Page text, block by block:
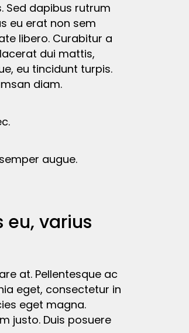
Sed dapibus rutrum
eu erat non sem
libero. Curabitur a
dui mattis,
eu tincidunt turpis.
diam.
augue.
eu, varius
at. Pellentesque ac
eget, consectetur in
eget magna.
justo. Duis posuere